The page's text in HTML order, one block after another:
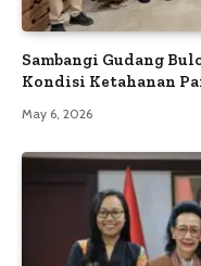
Sambangi Gudang
Kondisi Ketahanan
May 6, 2026